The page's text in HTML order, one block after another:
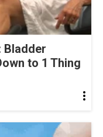
Bladder
to 1 Thing